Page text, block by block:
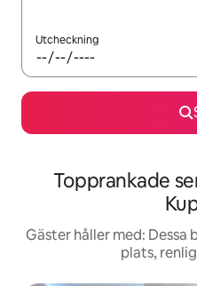
Utcheckning
Topprankade
Gäster håller med:
plats,